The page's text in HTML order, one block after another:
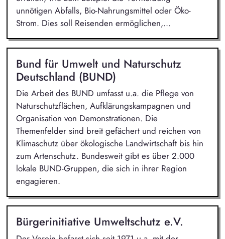
unnötigen Abfalls, Bio-Nahrungsmittel oder Öko-
Strom. Dies soll Reisenden ermöglichen,...
Bund für Umwelt und Naturschutz
Deutschland (BUND)
Die Arbeit des BUND umfasst u.a. die Pflege von
Naturschutzflächen, Aufklärungskampagnen und
Organisation von Demonstrationen. Die
Themenfelder sind breit gefächert und reichen von
Klimaschutz über ökologische Landwirtschaft bis hin
zum Artenschutz. Bundesweit gibt es über 2.000
lokale BUND-Gruppen, die sich in ihrer Region
engagieren.
Bürgerinitiative Umweltschutz e.V.